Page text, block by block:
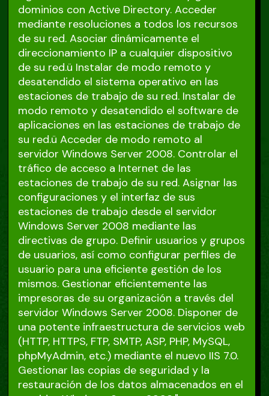
dominios con Active Directory. Acceder
mediante resoluciones a todos los recursos
de su red. Asociar dinámicamente el
direccionamiento IP a cualquier dispositivo
de su red.ü Instalar de modo remoto y
desatendido el sistema operativo en las
estaciones de trabajo de su red. Instalar de
modo remoto y desatendido el software de
aplicaciones en las estaciones de trabajo de
su red.ü Acceder de modo remoto al
servidor Windows Server 2008. Controlar el
tráfico de acceso a Internet de las
estaciones de trabajo de su red. Asignar las
configuraciones y el interfaz de sus
estaciones de trabajo desde el servidor
Windows Server 2008 mediante las
directivas de grupo. Definir usuarios y grupos
de usuarios, así como configurar perfiles de
usuario para una eficiente gestión de los
mismos. Gestionar eficientemente las
impresoras de su organización a través del
servidor Windows Server 2008. Disponer de
una potente infraestructura de servicios web
(HTTP, HTTPS, FTP, SMTP, ASP, PHP, MySQL,
phpMyAdmin, etc.) mediante el nuevo IIS 7.0.
Gestionar las copias de seguridad y la
restauración de los datos almacenados en el